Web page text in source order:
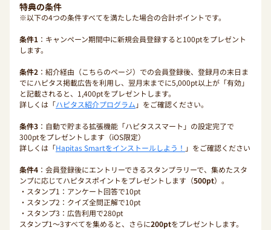
特典の条件
※以下の4つの条件すべてを満たした場合の合計ポイントです。
条件1 ：キャンペーン期間中に新規会員登録すると100ptをプレゼント
します。
条件2 ：紹介経由（こちらのページ）での会員登録後、登録月の末日ま
でにハピタス掲載広告を利用し、翌月末までに5,000pt以上が「有効」
と記載されると、1,400ptをプレゼントします。
詳しくは「ハピタス紹介プログラム 」をご確認ください。
条件3 ：自動で貯まる拡張機能「ハピタススマート」の設定完了で
300ptをプレゼントします（iOS限定）
詳しくは「Hapitas Smartをインストールしよう！ 」をご確認ください
条件4 ：会員登録後にエントリーできるスタンプラリーで、集めたスタ
ンプに応じてハピタスポイントをプレゼントします（500pt）。
・スタンプ1：アンケート回答で10pt
・スタンプ2：クイズ全問正解で10pt
・スタンプ3：広告利用で280pt
スタンプ1〜3すべてを集めると、さらに200ptをプレゼントします。